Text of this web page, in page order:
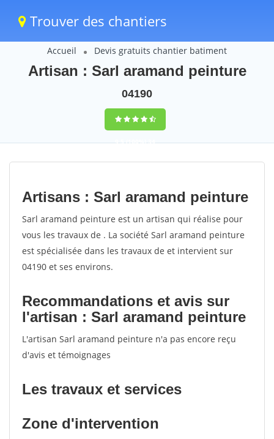
Trouver des chantiers
Accueil Devis gratuits chantier batiment
Artisan : Sarl aramand peinture
04190
9,5(100%)34
votes
Artisans : Sarl aramand peinture
Sarl aramand peinture est un artisan qui réalise pour
vous les travaux de . La société Sarl aramand peinture
est spécialisée dans les travaux de et intervient sur
04190 et ses environs.
Recommandations et avis sur
l'artisan : Sarl aramand peinture
L'artisan Sarl aramand peinture n'a pas encore reçu
d'avis et témoignages
Les travaux et services
Zone d'intervention